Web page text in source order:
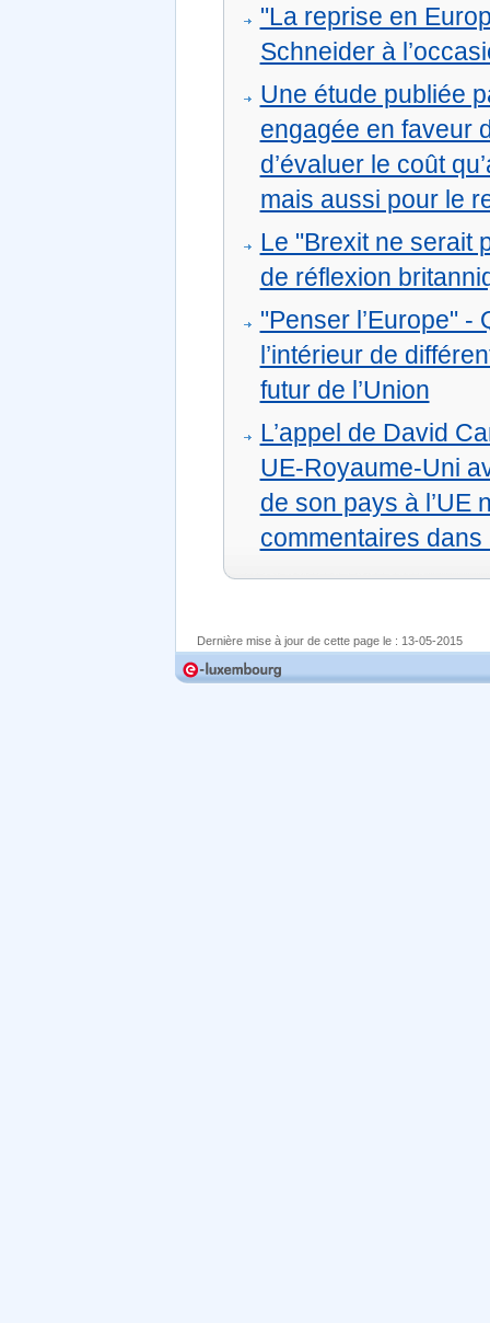
"La reprise en
Schneider à
Une étude publiée
engagée en faveur
d’évaluer le coût
mais aussi pour le
Le "Brexit ne serait
de réflexion
"Penser l’Europe"
l’intérieur de
futur de l’Union
L’appel de David
UE-Royaume-Uni
de son pays à l’UE
commentaires dans
Dernière mise à jour de cette page le : 13-05-2015